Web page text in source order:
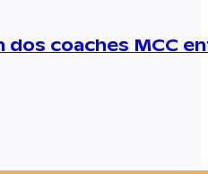
dos coaches MCC